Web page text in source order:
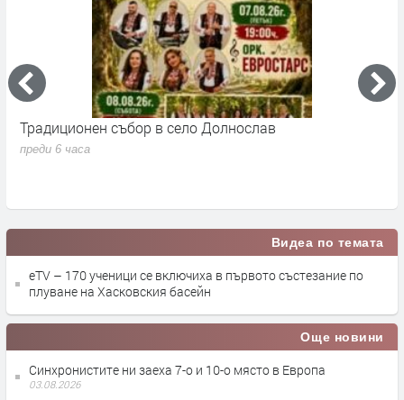
Традиционен събор в село Долнослав
преди 6 часа
Видеа по темата
eTV – 170 ученици се включиха в първото състезание по
плуване на Хасковския басейн
Още новини
Синхронистите ни заеха 7-о и 10-о място в Европа
03.08.2026